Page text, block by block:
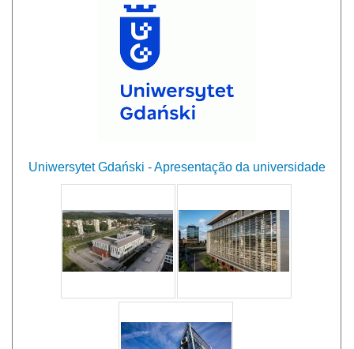
Uniwersytet Gdański - Apresentação da universidade